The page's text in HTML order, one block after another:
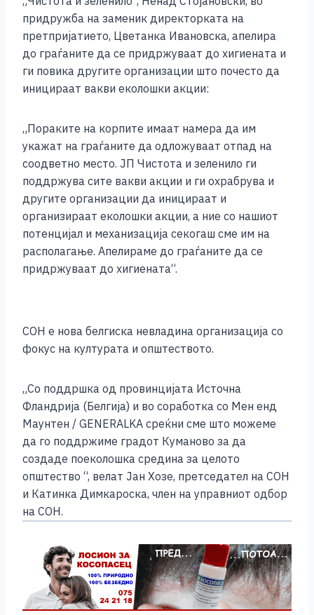
придружба на заменик директорката на
претпријатието, Цветанка Ивановска, апелира
до граѓаните да се придржуваат до хигиената и
ги повика другите организации што почесто да
иницираат вакви еколошки акции:
„Пораките на корпите имаат намера да им
укажат на граѓаните да одложуваат отпад на
соодветно место. ЈП Чистота и зеленило ги
поддржува сите вакви акции и ги охрабрува и
другите организации да иницираат и
организираат еколошки акции, а ние со нашиот
потенцијал и механизација секогаш сме им на
располагање. Апелираме до граѓаните да се
придржуваат до хигиената“.
СОН е нова белгиска невладина организација со
фокус на културата и општеството.
„Со поддршка од провинцијата Источна
Фландрија (Белгија) и во соработка со Мен енд
Маунтен / GENERALKA среќни сме што можеме
да го поддржиме градот Куманово за да
создаде поеколошка средина за целото
општество “, велат Јан Хозе, претседател на СОН
и Катинка Димкароска, член на управниот одбор
на СОН.